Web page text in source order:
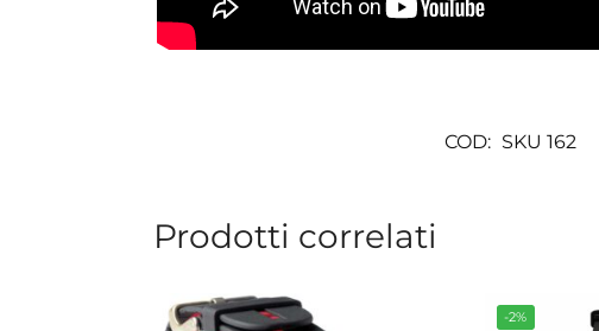
COD: SKU 162
Prodotti correlati
-2%